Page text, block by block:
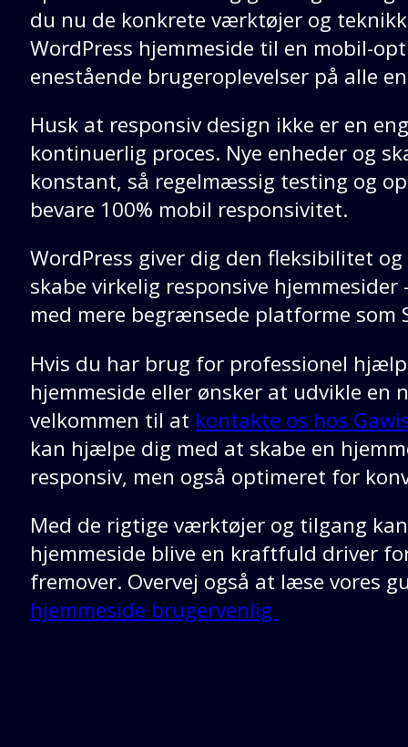
du nu de konkrete værktøjer og
WordPress hjemmeside til en mobil-
enestående brugeroplevelser på alle
Husk at responsiv design ikke er en
kontinuerlig proces. Nye enheder og
konstant, så regelmæssig testing og
bevare 100% mobil responsivitet.
WordPress giver dig den fleksibilitet
skabe virkelig responsive
med mere begrænsede platforme som
Hvis du har brug for professionel
hjemmeside eller ønsker at udvikle en
velkommen til at kontakte os hos
kan hjælpe dig med at skabe en
responsiv, men også optimeret for
Med de rigtige værktøjer og tilgang
hjemmeside blive en kraftfuld driver
fremover. Overvej også at læse vores
hjemmeside brugervenlig